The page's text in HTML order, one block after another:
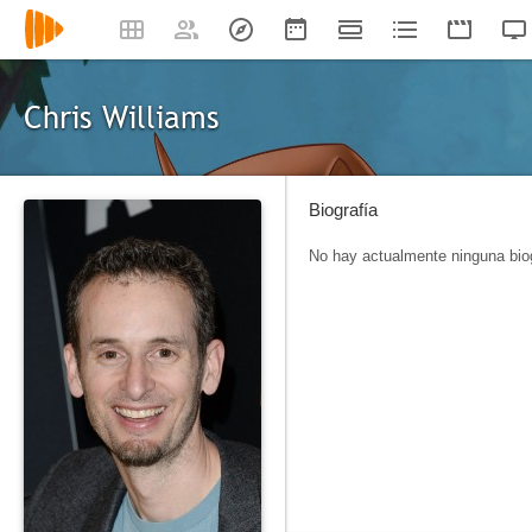
Chris Williams
Biografía
No hay actualmente ninguna